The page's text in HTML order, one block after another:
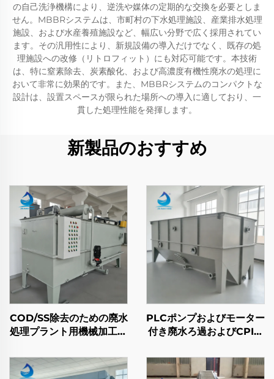
の自己洗浄機構により、逆洗や媒体の定期的な交換を必要としま
せん。MBBRシステムは、市町村の下水処理施設、産業排水処理
施設、および水産養殖施設など、幅広い分野で広く採用されてい
ます。その汎用性により、新規設備の導入だけでなく、既存の処
理施設への改修（リトロフィット）にも対応可能です。本技術
は、特に窒素除去、炭素酸化、および高濃度有機性廃水の処理に
おいて非常に効果的です。また、MBBRシステムのコンパクトな
設計は、設置スペースが限られた場所への導入に適しており、一
貫した処理性能を発揮します。
新製品のおすすめ
COD/SS除去のための廃水
処理プラント用機械加工廃
（DAF）
PLCポンプおよびモーター
付き廃水ろ過およびCPI油